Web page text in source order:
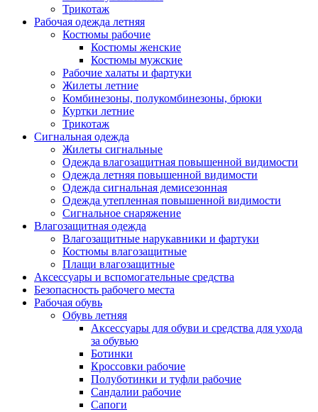
Трикотаж
Рабочая одежда летняя
Костюмы рабочие
Костюмы женские
Костюмы мужские
Рабочие халаты и фартуки
Жилеты летние
Комбинезоны, полукомбинезоны, брюки
Куртки летние
Трикотаж
Сигнальная одежда
Жилеты сигнальные
Одежда влагозащитная повышенной видимости
Одежда летняя повышенной видимости
Одежда сигнальная демисезонная
Одежда утепленная повышенной видимости
Сигнальное снаряжение
Влагозащитная одежда
Влагозащитные нарукавники и фартуки
Костюмы влагозащитные
Плащи влагозащитные
Аксессуары и вспомогательные средства
Безопасность рабочего места
Рабочая обувь
Обувь летняя
Аксессуары для обуви и средства для ухода
за обувью
Ботинки
Кроссовки рабочие
Полуботинки и туфли рабочие
Сандалии рабочие
Сапоги